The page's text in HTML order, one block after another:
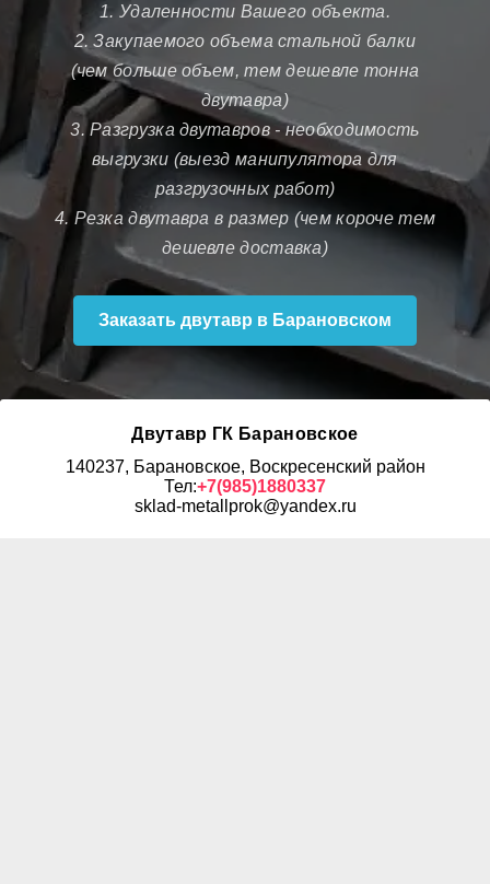
1. Удаленности Вашего объекта.
2. Закупаемого объема стальной балки
(чем больше объем, тем дешевле тонна
двутавра)
3. Разгрузка двутавров - необходимость
выгрузки (выезд манипулятора для
разгрузочных работ)
4. Резка двутавра в размер (чем короче тем
дешевле доставка)
Заказать двутавр в Барановском
Двутавр ГК Барановское
140237, Барановское, Воскресенский район
Тел:+7(985)1880337
sklad-metallprok@yandex.ru